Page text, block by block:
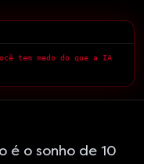
tem medo do que a IA
é o sonho de 10